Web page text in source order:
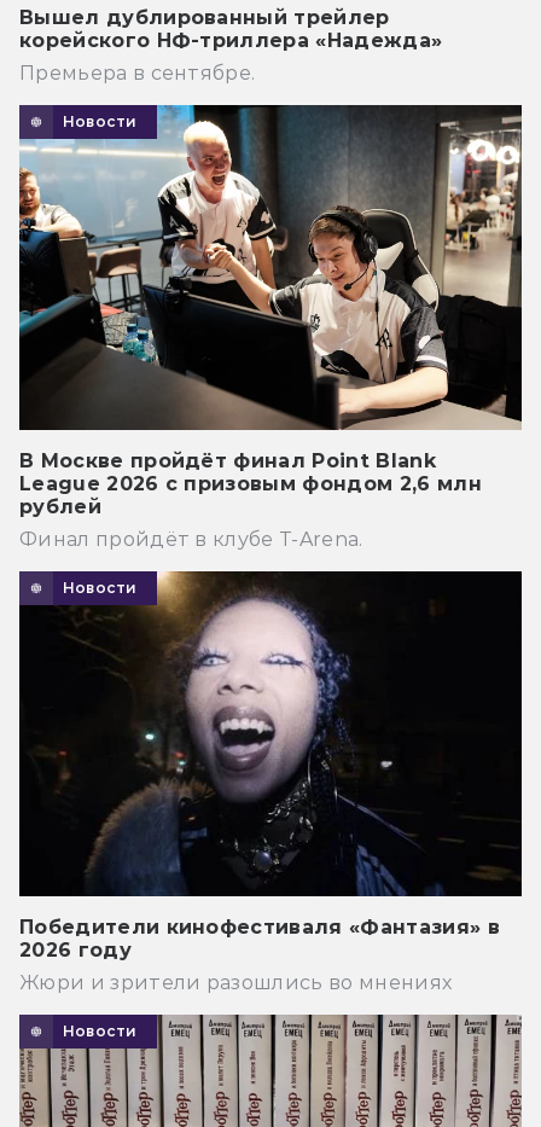
Вышел дублированный трейлер
корейского НФ-триллера «Надежда»
Премьера в сентябре.
Новости
В Москве пройдёт финал Point Blank
League 2026 с призовым фондом 2,6 млн
рублей
Финал пройдёт в клубе T-Arena.
Новости
Победители кинофестиваля «Фантазия» в
2026 году
Жюри и зрители разошлись во мнениях
Новости